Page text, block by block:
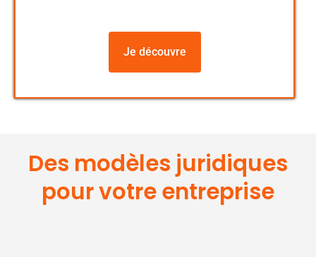
Je découvre
Des modèles juridiques
pour votre entreprise